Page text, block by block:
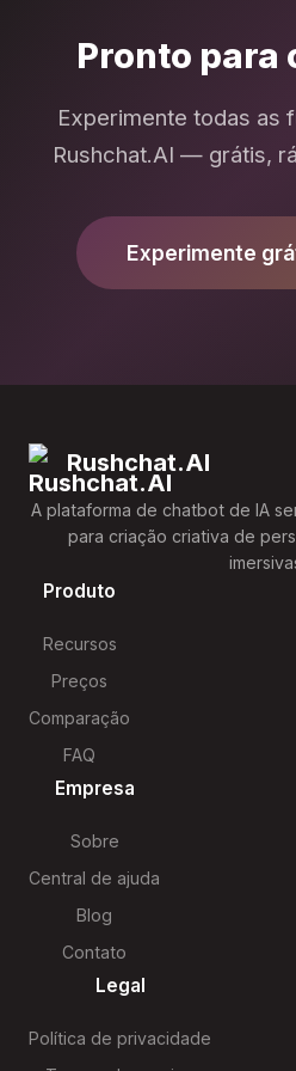
Pronto para
Experimente todas as
Rushchat.AI — grátis,
Experimente
Rushchat.AI
A plataforma de chatbot de IA
para criação criativa de
Produto
Recursos
Preços
Comparação
FAQ
Empresa
Sobre
Central de ajuda
Blog
Contato
Legal
Política de privacidade